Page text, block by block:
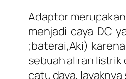
Adaptor
menjadi daya DC
;baterai,Aki)
sebuah aliran listrik
catu daya,